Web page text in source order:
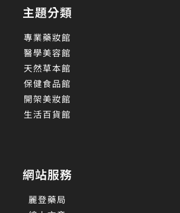
主題分類
專業藥妝館
醫學美容館
天然草本館
保健食品館
開架美妝館
生活百貨館
網站服務
麗登藥局